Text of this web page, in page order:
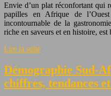
Envie d’un plat réconfortant qui
papilles en Afrique de
incontournable de la
riche en saveurs et en histoire,
Lire la suite
Démographie Sud-
chiffres, tendances